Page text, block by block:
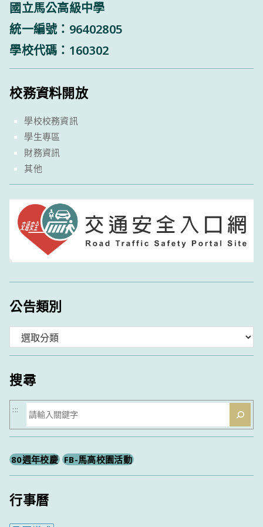
國立馬公高級中學
統一編號：96402805
學校代碼：160302
校務資料開放
學校校務資訊
學生專區
財務資訊
其他
公告類別
類
搜尋
搜
尋
:::
80週年校慶 FB-馬高校園活動
行事曆